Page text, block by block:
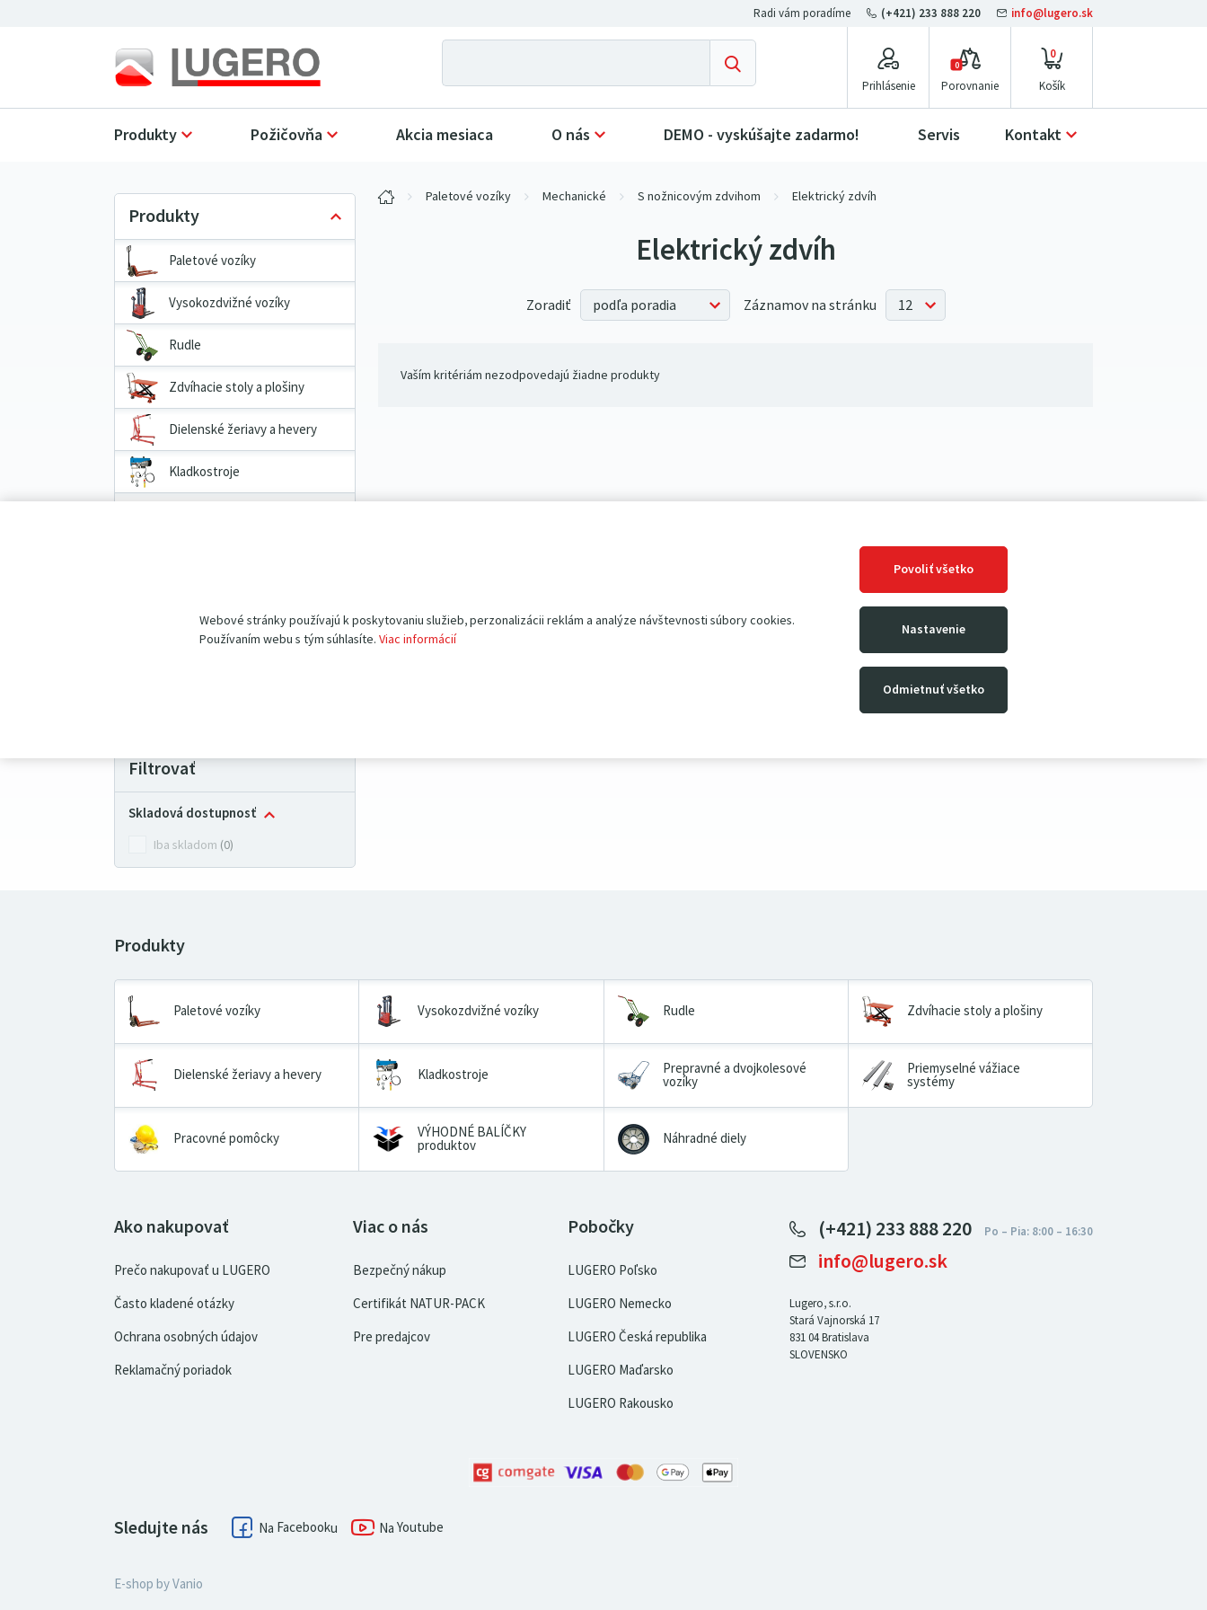
Webové stránky používajú k poskytovaniu služieb, perzonalizácii reklám a analýze návštevnosti súbory cookies.
Používaním webu s tým súhlasíte. Viac informácií
Povoliť všetko
Nastavenie
Odmietnuť všetko
Prihlásenie Porovnanie
0
0
Kontakt
Produkty Požičovňa Akcia mesiaca O nás DEMO - vyskúšajte zadarmo! Servis
(+421) 233 888 220 info@lugero.sk
Paletové vozíky Mechanické S nožnicovým zdvihom Elektrický zdvíh
Paletové vozíky
Vysokozdvižné vozíky
Rudle
Zdvíhacie stoly a plošiny
Dielenské žeriavy a hevery
Kladkostroje
Pracovné pomôcky
Filtrovať
Skladová dostupnosť
Iba skladom (0)
Elektrický zdvíh
Zoradiť Záznamov na stránku
Vaším kritériám nezodpovedajú žiadne produkty
Paletové vozíky Vysokozdvižné vozíky Rudle Zdvíhacie stoly a plošiny
Dielenské žeriavy a hevery Kladkostroje Prepravné a dvojkolesové
vozíky
Priemyselné vážiace
systémy
Pracovné pomôcky VÝHODNÉ BALÍČKY
produktov Náhradné diely
Ako nakupovať
Prečo nakupovať u LUGERO
Často kladené otázky
Ochrana osobných údajov
Reklamačný poriadok
Viac o nás
Bezpečný nákup
Certifikát NATUR-PACK
Pre predajcov
Pobočky
LUGERO Poľsko
LUGERO Nemecko
LUGERO Česká republika
LUGERO Maďarsko
LUGERO Rakousko
(+421) 233 888 220
info@lugero.sk
Lugero, s.r.o.
Stará Vajnorská 17
831 04Bratislava
SLOVENSKO
Sledujte nás Facebook Youtube
E-shop byVanio